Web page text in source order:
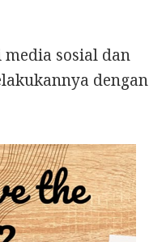
media sosial dan
dengan